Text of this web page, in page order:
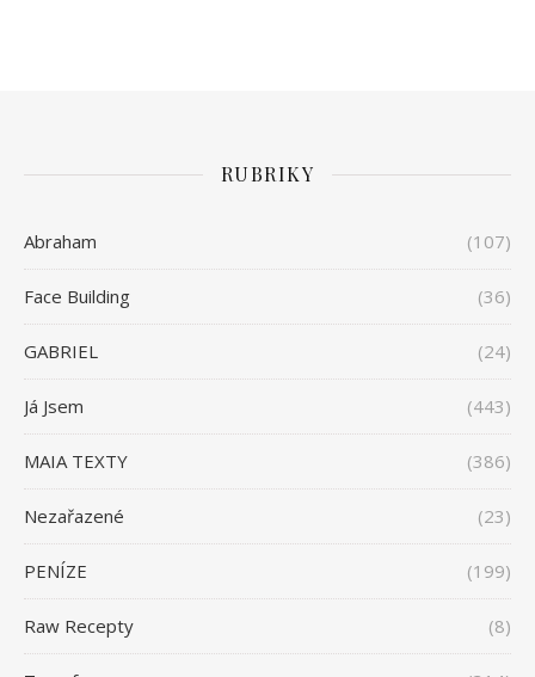
RUBRIKY
Abraham (107)
Face Building (36)
GABRIEL (24)
Já Jsem (443)
MAIA TEXTY (386)
Nezařazené (23)
PENÍZE (199)
Raw Recepty (8)